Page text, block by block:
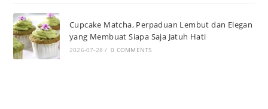
Cupcake Matcha, Perpaduan Lembut dan Elegan
yang Membuat Siapa Saja Jatuh Hati
2026-07-28 / 0 COMMENTS